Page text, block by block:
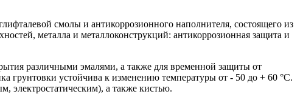
смолы и антикоррозионного наполнителя, состоящего из
металла и металлоконструкций: антикоррозионная защита и
различными эмалями, а также для временной защиты от
грунтовки устойчива к изменению температуры от - 50 до + 60 °С.
электростатическим), а также кистью.